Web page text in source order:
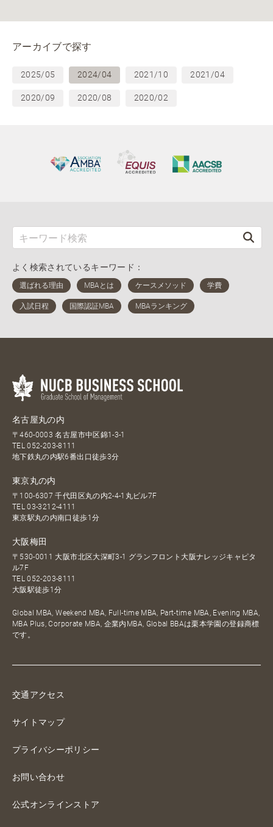
アーカイブで探す
2025/05 2024/04 2021/10 2021/04
2020/09 2020/08 2020/02
よく検索されているキーワード：
名古屋丸の内
〒460-0003 名古屋市中区錦1-3-1
TEL052-203-8111
地下鉄丸の内駅6番出口徒歩3分
東京丸の内
〒100-6307 千代田区丸の内2-4-1丸ビル7F
TEL03-3212-4111
東京駅丸の内南口徒歩1分
大阪梅田
〒530-0011 大阪市北区大深町3-1 グランフロント大阪ナレッジキャピタ
ル7F
TEL052-203-8111
大阪駅徒歩1分
Global MBA, Weekend MBA, Full-time MBA, Part-time MBA, Evening MBA,
MBA Plus, Corporate MBA, 企業内MBA, Global BBAは栗本学園の登録商標
です。
交通アクセス
サイトマップ
プライバシーポリシー
お問い合わせ
公式オンラインストア